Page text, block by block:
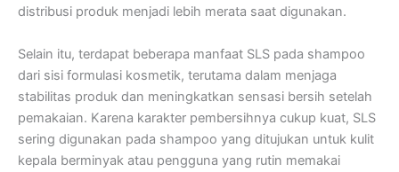
distribusi produk menjadi lebih merata saat digunakan.
Selain itu, terdapat beberapa manfaat SLS pada shampoo
dari sisi formulasi kosmetik, terutama dalam menjaga
stabilitas produk dan meningkatkan sensasi bersih setelah
pemakaian. Karena karakter pembersihnya cukup kuat, SLS
sering digunakan pada shampoo yang ditujukan untuk kulit
kepala berminyak atau pengguna yang rutin memakai